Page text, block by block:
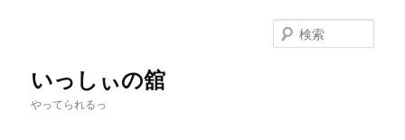
いっしぃの舘
やってられるっ
索